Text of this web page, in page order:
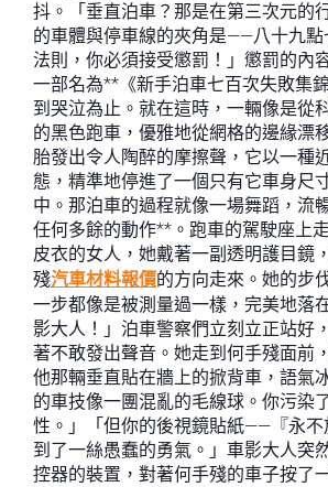
抖。「垂直泊車？那是在第三次元的
的車體與停車線的夾角是——八十九
法則，你必須接受懲罰！」懲罰的內
一部名為**《新手泊車七百次失敗集
到哭泣為止。就在這時，一輛像是從
的黑色跑車，優雅地從網格的邊緣漂
胎發出令人陶醉的摩擦聲，它以一種
態，精準地停進了一個只有它車身尺
中。那泊車的過程就像一場舞蹈，流
任何多餘的動作**。跑車的駕駛座上
皮衣的女人，她戴著一副透明護目鏡
殘汽車材料報價的方向走來。她的步
一步都像是被測量過一樣，完美地落
影大人！」泊車警察們立刻立正站好
著不敢發出聲音。她走到何手殘面前
他那輛垂直貼在牆上的掀背車，語氣
的車技像一團混亂的毛線球。你污染
性。」「但你的後視鏡貼紙——『永不
到了一絲愚蠢的勇氣。」車影大人突
控器的裝置，對著何手殘的車子按了